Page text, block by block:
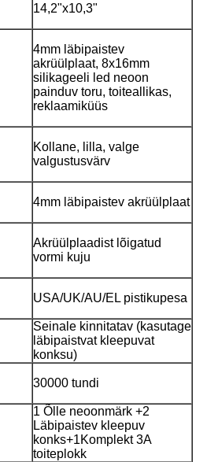
14,2"x10,3"
4mm läbipaistev
akrüülplaat, 8x16mm
silikageeli led neoon
painduv toru, toiteallikas,
reklaamiküüs
Kollane, lilla, valge
valgustusvärv
4mm läbipaistev akrüülplaat
Akrüülplaadist lõigatud
vormi kuju
USA/UK/AU/EL pistikupesa
Seinale kinnitatav (kasutage
läbipaistvat kleepuvat
konksu)
30000 tundi
1 Õlle neoonmärk +2
Läbipaistev kleepuv
konks+1Komplekt 3A
toiteplokk